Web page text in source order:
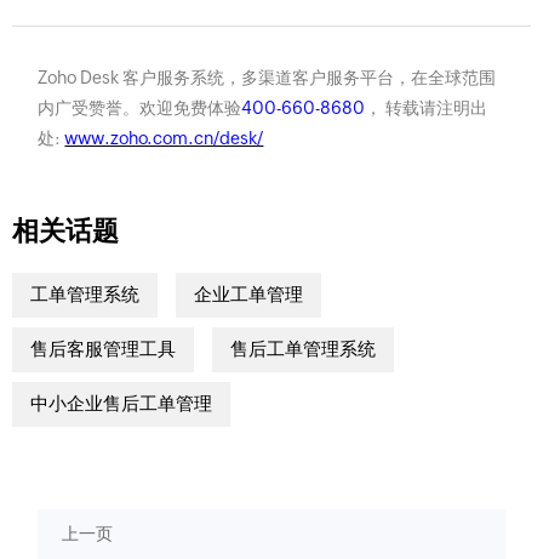
Zoho Desk 客户服务系统，多渠道客户服务平台，在全球范围
内广受赞誉。欢迎免费体验400-660-8680 ， 转载请注明出
处:www.zoho.com.cn/desk/
相关话题
工单管理系统 企业工单管理
售后客服管理工具 售后工单管理系统
中小企业售后工单管理
上一页